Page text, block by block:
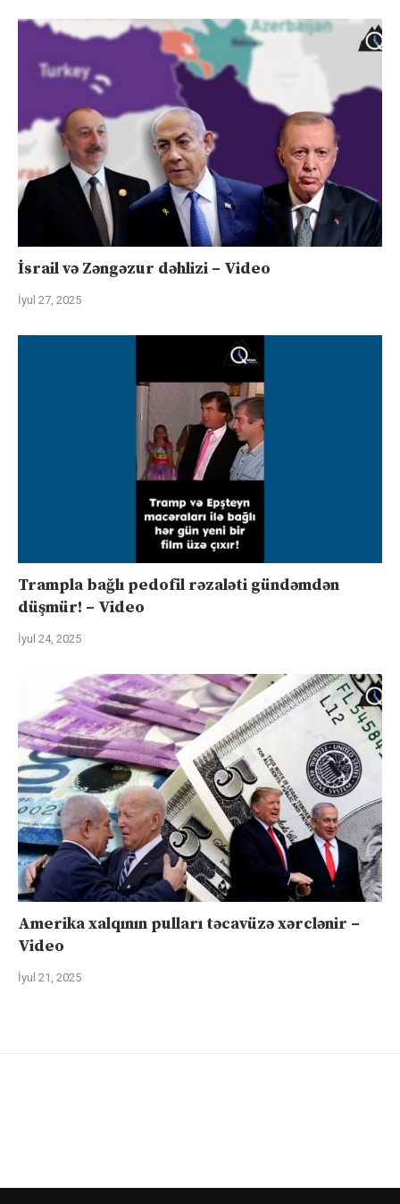
İsrail və Zəngəzur dəhlizi – Video
İyul 27, 2025
Trampla bağlı pedofil rəzaləti gündəmdən
düşmür! – Video
İyul 24, 2025
Amerika xalqının pulları təcavüzə xərclənir –
Video
İyul 21, 2025